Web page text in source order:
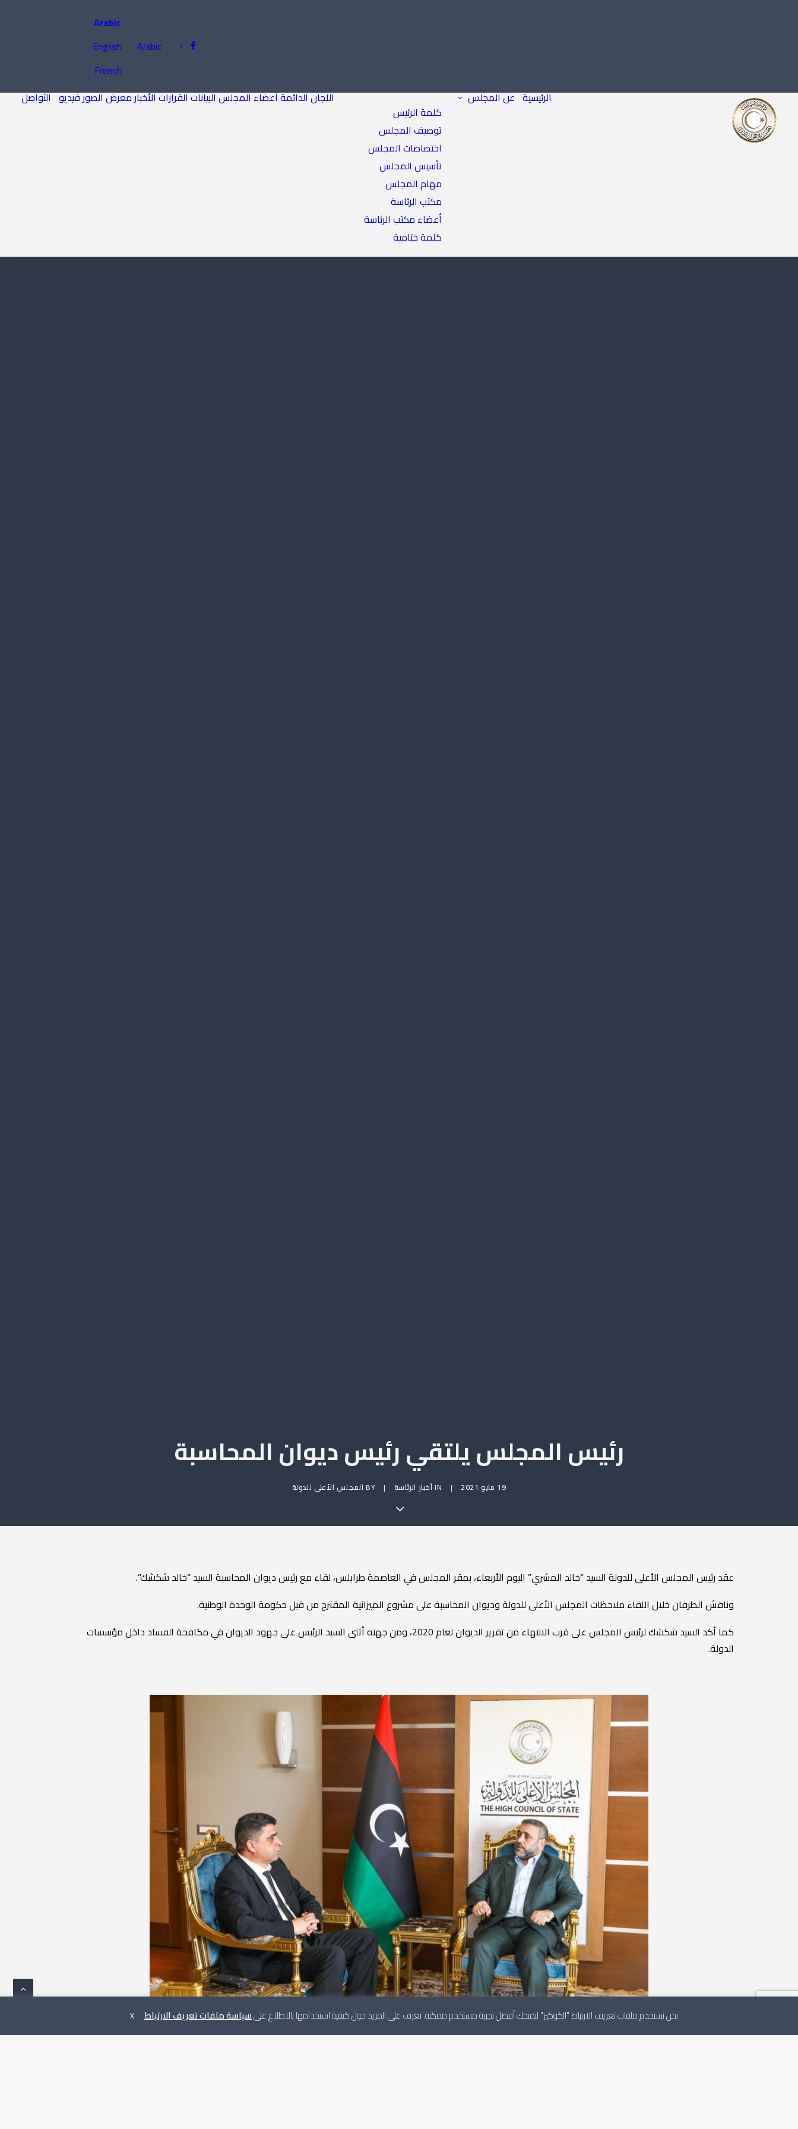
Arabic
Arabic
English
French
الرئيسية عن المجلس
كلمة الرئيس
توصيف المجلس
اختصاصات المجلس
تأسيس المجلس
مهام المجلس
مكتب الرئاسة
أعضاء مكتب الرئاسة
كلمة ختامية
اللجان الدائمةأعضاء المجلسالبياناتالقراراتالأخبارمعرض الصورفيديو التواصل
رئيس المجلس يلتقي رئيس ديوان المحاسبة
19 مايو 2021 |
INأخبار الرئاسة |
BY المجلس الأعلى للدولة
عقد رئيس المجلس الأعلى للدولة السيد “خالد المشري” اليوم الأربعاء، بمقر المجلس في العاصمة طرابلس، لقاء مع رئيس ديوان المحاسبة السيد “خالد شكشك”.
وناقش الطرفان خلال اللقاء ملاحظات المجلس الأعلى للدولة وديوان المحاسبة على مشروع الميزانية المقترح من قبل حكومة الوحدة الوطنية.
كما أكد السيد شكشك لرئيس المجلس على قرب الانتهاء من تقرير الديوان لعام 2020، ومن جهته أثنى السيد الرئيس على جهود الديوان في مكافحة الفساد داخل مؤسسات
الدولة.
نحن نستخدم ملفات تعريف الارتباط "الكوكيز" لنمنحك أفضل تجربة مستخدم ممكنة. تعرف على المزيد حول كيفية استخدامها بالاطلاع علىسياسة ملفات تعريف الارتباط X